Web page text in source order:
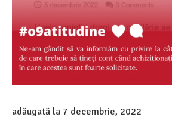
adăugată la 7 decembrie, 2022